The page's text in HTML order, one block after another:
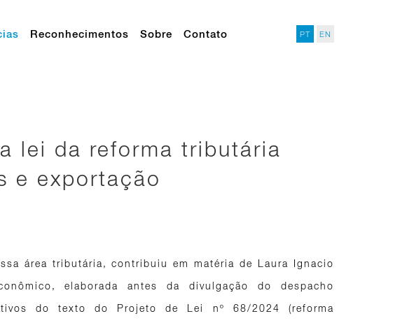
Reconhecimentos Sobre Contato PT EN
lei da reforma tributária
e exportação
área tributária, contribuiu em matéria de Laura Ignacio
elaborada antes da divulgação do despacho
do texto do Projeto de Lei nº 68/2024 (reforma